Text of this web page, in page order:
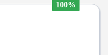
100%